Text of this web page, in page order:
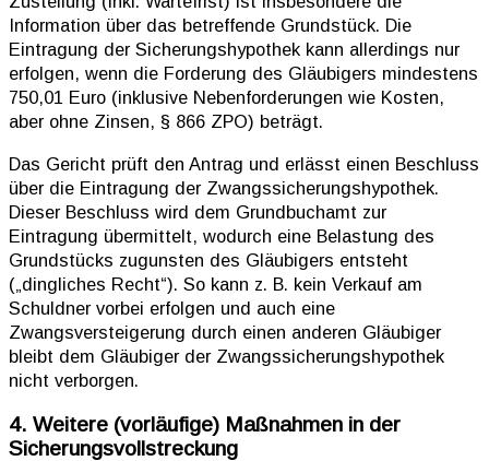
Information über das betreffende Grundstück. Die
Eintragung der Sicherungshypothek kann allerdings nur
erfolgen, wenn die Forderung des Gläubigers mindestens
750,01 Euro (inklusive Nebenforderungen wie Kosten,
aber ohne Zinsen, § 866 ZPO) beträgt.
Das Gericht prüft den Antrag und erlässt einen Beschluss
über die Eintragung der Zwangssicherungshypothek.
Dieser Beschluss wird dem Grundbuchamt zur
Eintragung übermittelt, wodurch eine Belastung des
Grundstücks zugunsten des Gläubigers entsteht
(„dingliches Recht“). So kann z. B. kein Verkauf am
Schuldner vorbei erfolgen und auch eine
Zwangsversteigerung durch einen anderen Gläubiger
bleibt dem Gläubiger der Zwangssicherungshypothek
nicht verborgen.
4. Weitere (vorläufige) Maßnahmen in der
Sicherungsvollstreckung